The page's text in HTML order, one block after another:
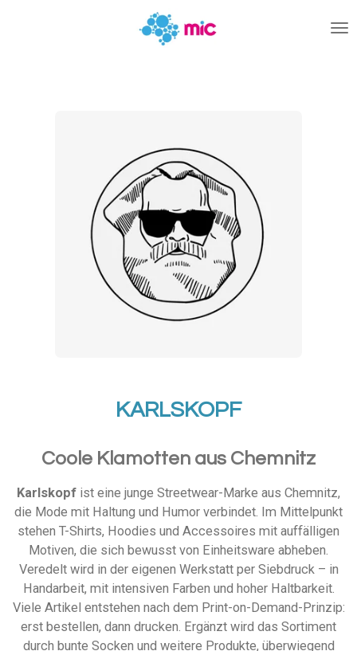
KARLSKOPF
Coole Klamotten aus Chemnitz
Karlskopf ist eine junge Streetwear-Marke aus Chemnitz,
die Mode mit Haltung und Humor verbindet. Im Mittelpunkt
stehen T-Shirts, Hoodies und Accessoires mit auffälligen
Motiven, die sich bewusst von Einheitsware abheben.
Veredelt wird in der eigenen Werkstatt per Siebdruck – in
Handarbeit, mit intensiven Farben und hoher Haltbarkeit.
Viele Artikel entstehen nach dem Print-on-Demand-Prinzip:
erst bestellen, dann drucken. Ergänzt wird das Sortiment
durch bunte Socken und weitere Produkte, überwiegend